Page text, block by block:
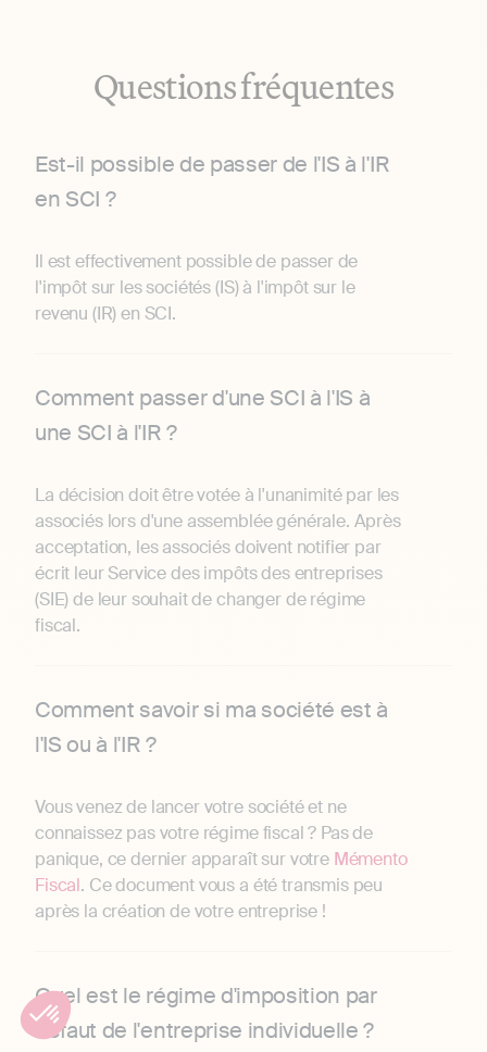
Questions fréquentes
Est-il possible de passer de l'IS à l'IR
en SCI ?
Il est effectivement possible de passer de
l'impôt sur les sociétés (IS) à l'impôt sur le
revenu (IR) en SCI.
Comment passer d'une SCI à l'IS à
une SCI à l'IR ?
La décision doit être votée à l'unanimité par les
associés lors d'une assemblée générale. Après
acceptation, les associés doivent notifier par
écrit leur Service des impôts des entreprises
(SIE) de leur souhait de changer de régime
fiscal.
Comment savoir si ma société est à
l'IS ou à l'IR ?
Vous venez de lancer votre société et ne
connaissez pas votre régime fiscal ? Pas de
panique, ce dernier apparaît sur votre Mémento
Fiscal. Ce document vous a été transmis peu
après la création de votre entreprise !
Quel est le régime d'imposition par
défaut de l'entreprise individuelle ?